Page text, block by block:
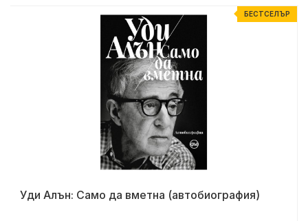
БЕСТСЕЛЪР
Уди Алън: Само да вметна (автобиография)